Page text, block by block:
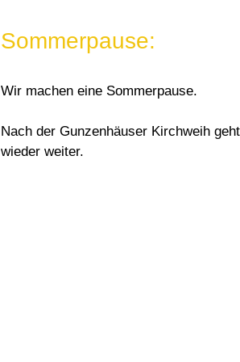
Sommerpause:
Wir machen eine Sommerpause.
Nach der Gunzenhäuser Kirchweih
wieder weiter.